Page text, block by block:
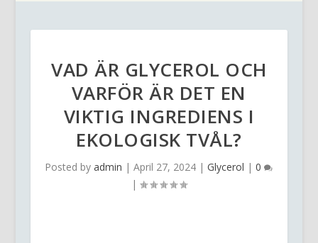
VAD ÄR GLYCEROL OCH
VARFÖR ÄR DET EN
VIKTIG INGREDIENS I
EKOLOGISK TVÅL?
Posted byadmin |April 27, 2024 |Glycerol |0
|